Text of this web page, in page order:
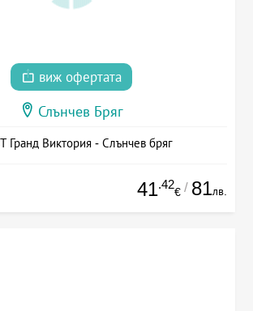
виж офертата
Слънчев Бряг
Гранд Виктория - Слънчев бряг
41.42
€ / 81лв.